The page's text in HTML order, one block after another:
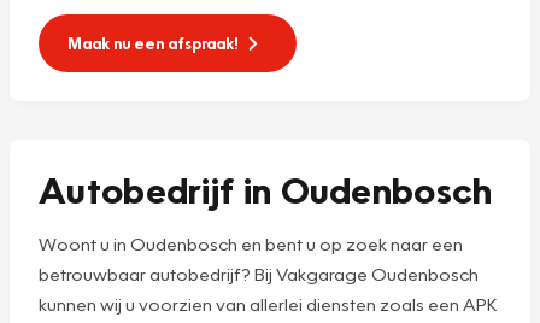
Maak nu een afspraak!
Autobedrijf in Oudenbosch
Woont u in Oudenbosch en bent u op zoek naar een
betrouwbaar autobedrijf? Bij Vakgarage Oudenbosch
kunnen wij u voorzien van allerlei diensten zoals een APK